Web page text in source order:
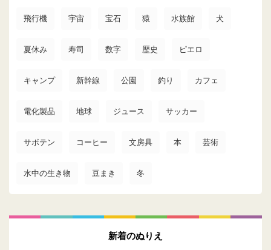
飛行機 宇宙 宝石 猿 水族館 犬
夏休み 寿司 数字 歴史 ピエロ
キャンプ 新幹線 公園 釣り カフェ
電化製品 地球 ジュース サッカー
サボテン コーヒー 文房具 本 芸術
水中の生き物 豆まき 冬
新着のぬりえ